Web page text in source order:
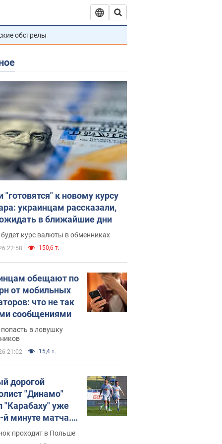
обстрелы
"готовятся" к новому курсу
украинцам рассказали,
в ближайшие дни
курс валюты в обменниках
22:58 150,6 т.
обещают по
от мобильных
что не так
сообщениями
попасть в ловушку
21:02 15,4 т.
дорогой
"Динамо"
"Карабаху" уже
й минуте матча.
проходит в Польше